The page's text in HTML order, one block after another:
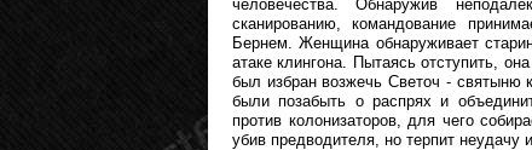
человечества. Обнаружив
сканированию, командование
Бернем. Женщина обнаруживает
атаке клингона. Пытаясь отступить,
был избран возжечь Светоч - святыню
были позабыть о распрях и
против колонизаторов, для чего
убив предводителя, но терпит неудачу